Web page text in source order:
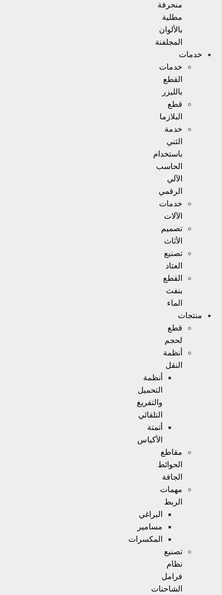
منحرفة
مطلية
بالألوان
المجلفنة
خدمات
خدمات
القطع
بالليزر
قطع
البلازما
خدمة
الثني
باستخدام
الحاسب
الآلي
الرقمي
خدمات
الآلات
تصميم
الأثاث
تصنيع
العتاد
القطع
بنفث
الماء
منتجات
قطع
لحجم
أنظمة
النقل
أنظمة
التحميل
والتفريغ
التلقائي
أتمتة
الأكياس
مقاطع
الحوائط
الجافة
مهمات
الربط
البراغي
مسامير
المكسرات
تصنيع
نظام
فرامل
الشاحنات